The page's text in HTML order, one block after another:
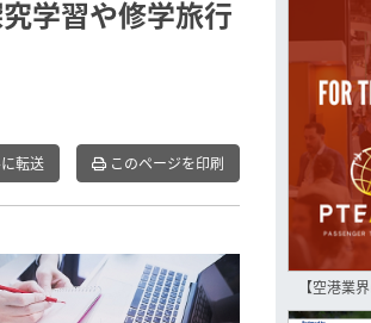
学習や修学旅行
転送 このページを印刷
【空港業